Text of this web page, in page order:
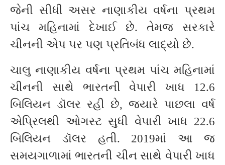
જેની સીધી અસર નાણાકીય વર્ષના પ્રથમ
પાંચ મહિનામાં દેખાઈ છે. તેમજ સરકારે
ચીનની એપ પર પણ પ્રતિબંધ લાદ્યો છે.
ચાલુ નાણાકીય વર્ષના પ્રથમ પાંચ મહિનામાં
ચીનની સાથે ભારતની વેપારી ખાધ 12.6
બિલિયન ડૉલર રહી છે, જ્યારે પાછલા વર્ષ
એપ્રિલથી ઓગસ્ટ સુધી વેપારી ખાધ 22.6
બિલિયન ડૉલર હતી. 2019માં આ જ
સમયગાળામાં ભારતની ચીન સાથે વેપારી ખાધ